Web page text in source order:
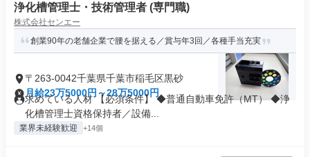
浄化槽管理士・技術管理者 (専門職)
株式会社センエー
創業90年の老舗企業で腰を据える／賞与年3回／各種手当充実
〒263-0042千葉県千葉市稲毛区黒砂
月給23万5000円～28万5000円
求めている人材 【必須条件】 ◆普通自動車免許（MT） ◆浄
化槽管理士資格保持者／設備...
業界未経験歓迎 +14個